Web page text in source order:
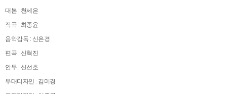
대본 : 천세은
작곡 : 최종윤
음악감독 : 신은경
편곡 : 신혁진
안무 : 신선호
무대디자인 : 김미경